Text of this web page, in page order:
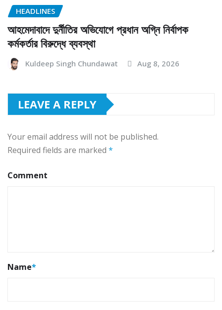
HEADLINES
আহমেদাবাদে দুর্নীতির অভিযোগে প্রধান অগ্নি নির্বাপক
কর্মকর্তার বিরুদ্ধে ব্যবস্থা
Kuldeep Singh Chundawat Aug 8, 2026
LEAVE A REPLY
Your email address will not be published.
Required fields are marked *
Comment
Name*